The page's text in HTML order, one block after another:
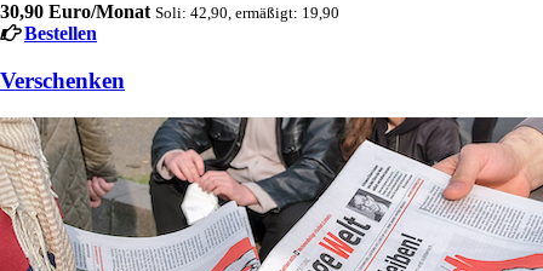
30,90 Euro/Monat Soli: 42,90, ermäßigt: 19,90
Bestellen
Verschenken